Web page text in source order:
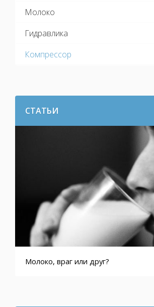
Молоко
Гидравлика
Компрессор
СТАТЬИ
Молоко, враг или друг?